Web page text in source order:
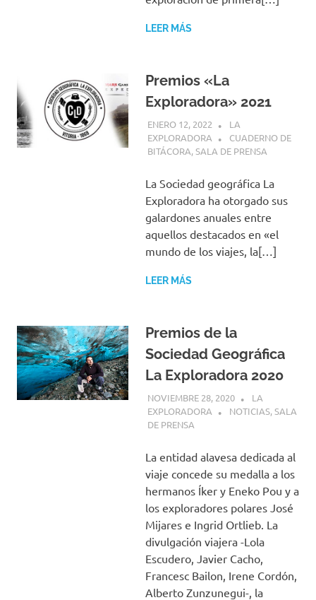
LEER MÁS
Premios «La
Exploradora» 2021
ENERO 12, 2022
LA
EXPLORADORA
CUADERNO DE
BITÁCORA,SALA DE PRENSA
La Sociedad geográfica La
Exploradora ha otorgado sus
galardones anuales entre
aquellos destacados en «el
mundo de los viajes, la[…]
LEER MÁS
Premios de la
Sociedad Geográfica
La Exploradora 2020
NOVIEMBRE 28, 2020
LA
EXPLORADORA
NOTICIAS,SALA
DE PRENSA
La entidad alavesa dedicada al
viaje concede su medalla a los
hermanos Íker y Eneko Pou y a
los exploradores polares José
Mijares e Ingrid Ortlieb. La
divulgación viajera -Lola
Escudero, Javier Cacho,
Francesc Bailon, Irene Cordón,
Alberto Zunzunegui-, la